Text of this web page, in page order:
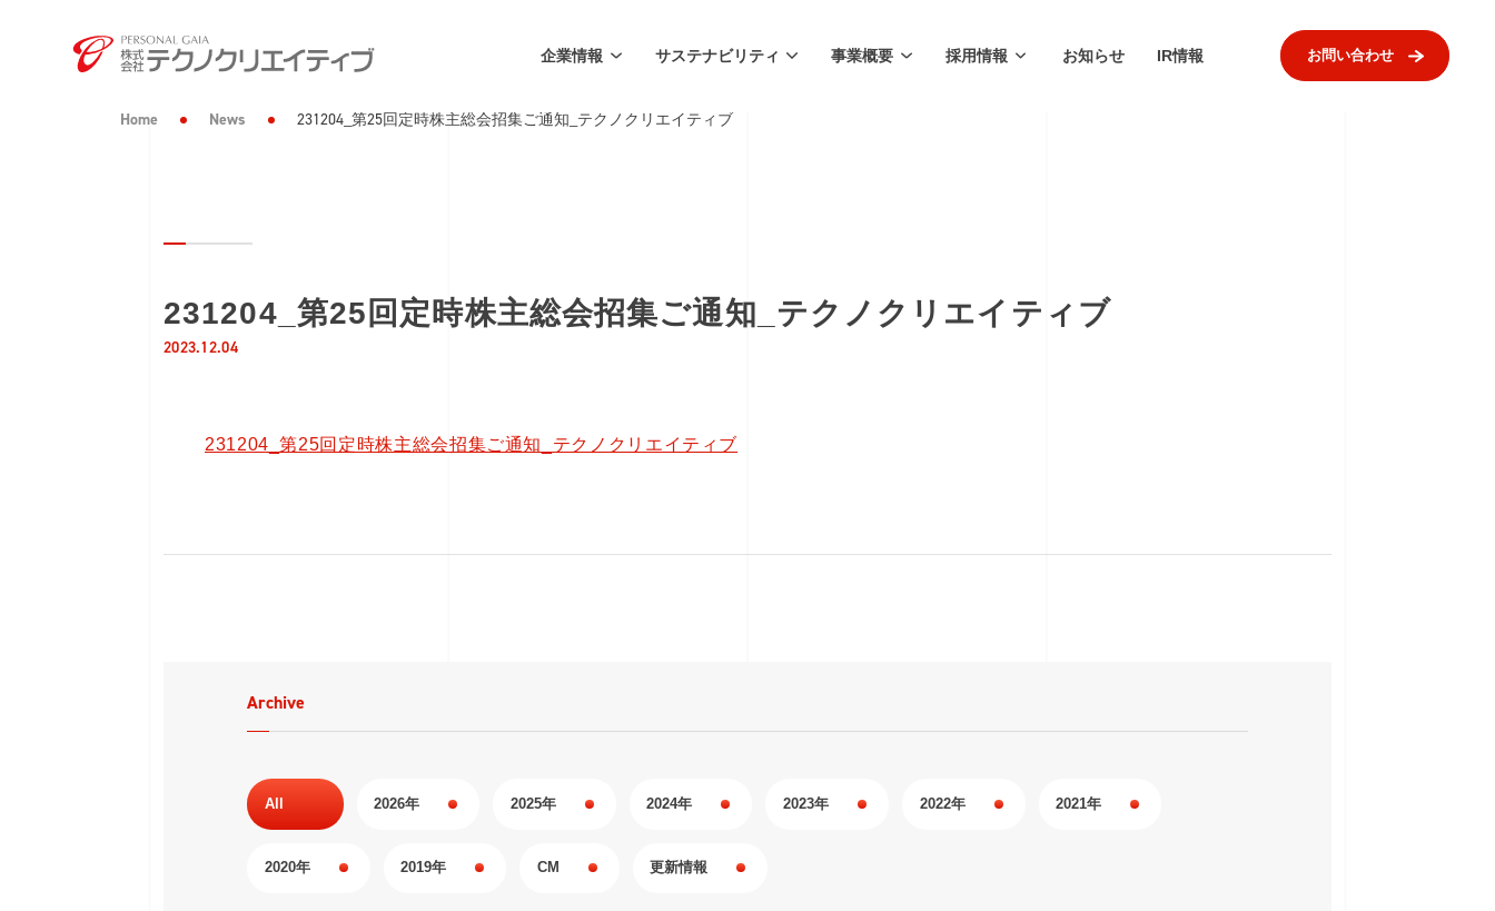
企業情報 サステナビリティ 事業概要 採用情報 お知らせ IR情報 お問い合わせ
Home News 231204_第25回定時株主総会招集ご通知_テクノクリエイティブ
231204_第25回定時株主総会招集ご通知_テクノクリエイティブ
2023.12.04
231204_第25回定時株主総会招集ご通知_テクノクリエイティブ
Archive
All 2026年 2025年 2024年 2023年 2022年 2021年
2020年 2019年 CM 更新情報